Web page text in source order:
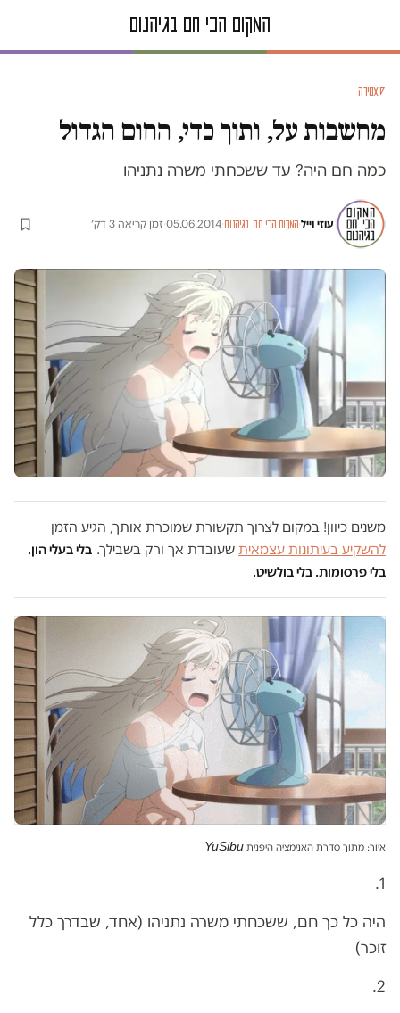
סאטירה
מחשבות על, ותוך כדי, החום הגדול
כמה חם היה? עד ששכחתי משרה נתניהו
עוזי וייל·המקום הכי חם בגיהנום·
05.06.2014
·זמן קריאה 3 דק׳
משנים כיוון! במקום לצרוך תקשורת שמוכרת אותך, הגיע הזמן
להשקיע בעיתונות עצמאית שעובדת אך ורק בשבילך. בלי בעלי הון.
בלי פרסומות. בלי בולשיט.
איור: מתוך סדרת האנימציה היפנית YuSibu
1.
היה כל כך חם, ששכחתי משרה נתניהו (אחד, שבדרך כלל
זוכר)
2.